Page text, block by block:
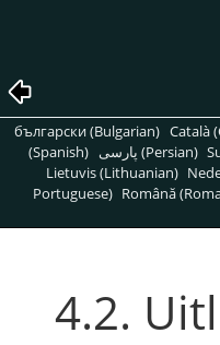
български (Bulgarian) Català
(Spanish)
پارسی (Persian)
Lietuvis (Lithuanian)
Portuguese) Română
4.2.